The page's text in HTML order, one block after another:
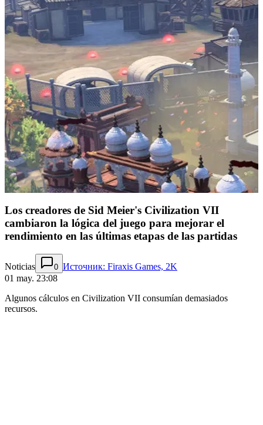
Los creadores de Sid Meier's Civilization VII
cambiaron la lógica del juego para mejorar el
rendimiento en las últimas etapas de las partidas
Noticias 0 Источник: Firaxis Games, 2K
01 may. 23:08
Algunos cálculos en Civilization VII consumían demasiados
recursos.